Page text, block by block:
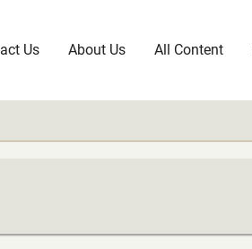
Us About Us All Content